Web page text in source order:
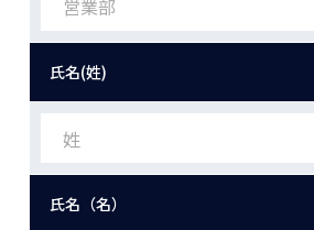
氏名(姓)
氏名（名）